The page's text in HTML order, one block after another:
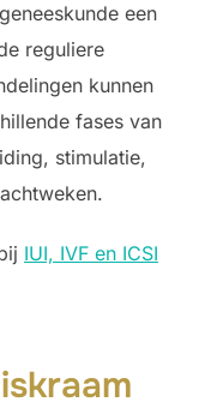
een
reguliere
kunnen
fases van
stimulatie,
IUI, IVF en ICSI